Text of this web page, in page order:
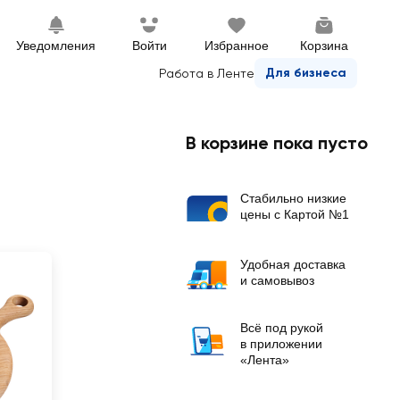
Уведомления Войти Избранное
Корзина
Работа в Ленте
Для бизнеса
В корзине пока пусто
Стабильно низкие
цены с Картой №1
Удобная доставка
и самовывоз
Всё под рукой
в приложении
«Лента»